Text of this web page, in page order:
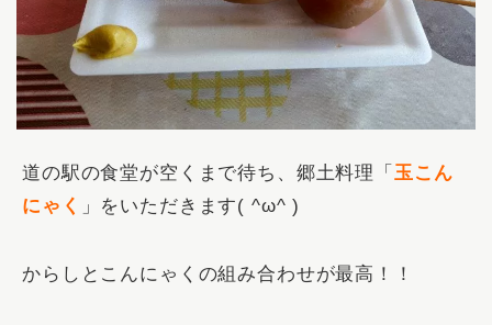
道の駅の食堂が空くまで待ち、郷土料理「 玉こん
にゃく
」をいただきます( ^ω^ )
からしとこんにゃくの組み合わせが最高！！